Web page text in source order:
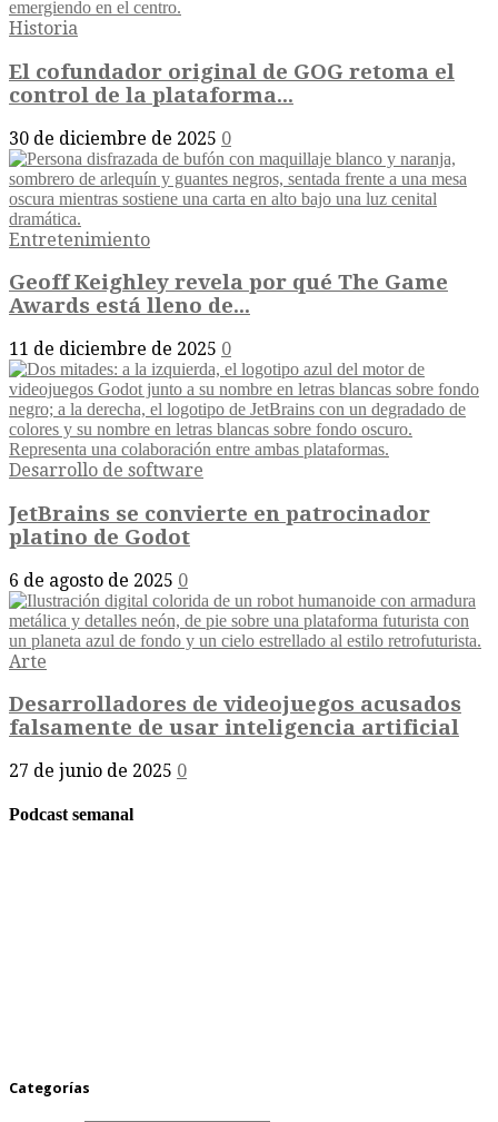
Historia
El cofundador original de GOG retoma el
control de la plataforma...
30 de diciembre de 2025 0
Entretenimiento
Geoff Keighley revela por qué The Game
Awards está lleno de...
11 de diciembre de 2025 0
Desarrollo de software
JetBrains se convierte en patrocinador
platino de Godot
6 de agosto de 2025 0
Arte
Desarrolladores de videojuegos acusados
falsamente de usar inteligencia artificial
27 de junio de 2025 0
Podcast semanal
Categorías